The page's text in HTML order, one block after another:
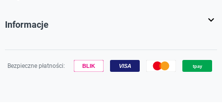
Informacje 
Bezpieczne płatności: